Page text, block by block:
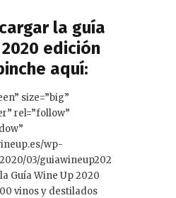
e
dI
n
la guía
edición
aquí:
size=”big”
rel=”follow”
wp-
03/guiawineup202
Guía Wine Up 2020
vinos y destilados